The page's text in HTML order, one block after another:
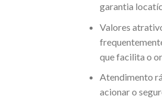
garantia
Valores
que facilita o
Atendimento
acionar o